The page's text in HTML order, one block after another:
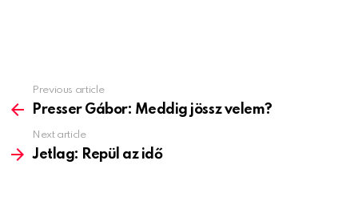
more
Previous article
Presser Gábor: Meddig jössz velem?
Next article
Jetlag: Repül az idő